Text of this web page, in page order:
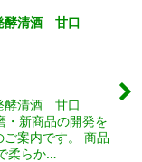
酵清酒 甘口
酵清酒 甘口
新商品の開発を
案内です。 商品
柔らか…